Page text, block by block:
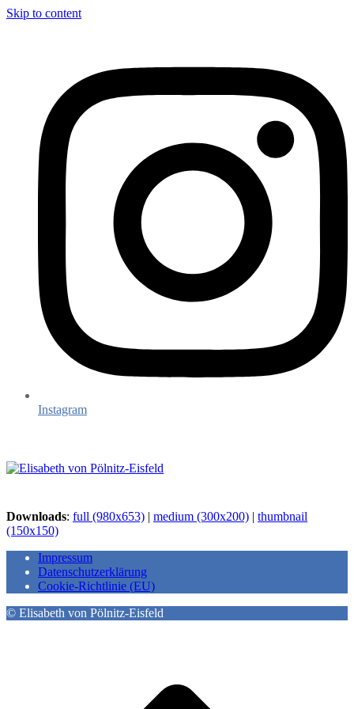
Skip to content
Instagram
Downloads: full (980x653) | medium (300x200) | thumbnail
(150x150)
Impressum
Datenschutzerklärung
Cookie-Richtlinie (EU)
© Elisabeth von Pölnitz-Eisfeld